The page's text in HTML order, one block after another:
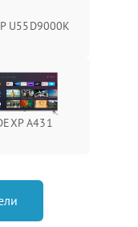
U55D9000K
A431